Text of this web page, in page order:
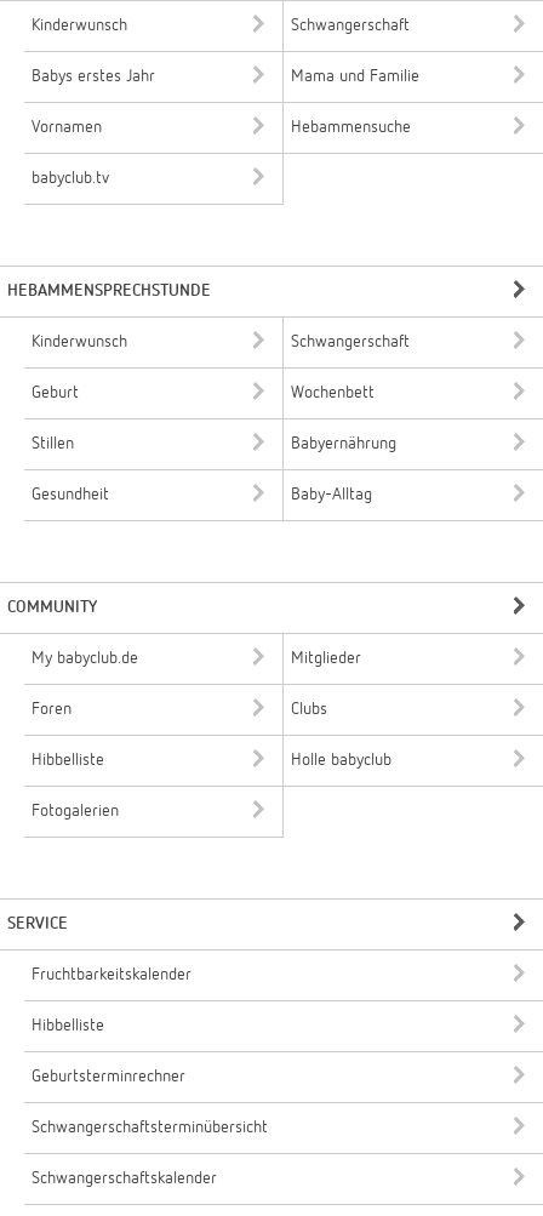
Kinderwunsch Schwangerschaft
Babys erstes Jahr Mama und Familie
Vornamen Hebammensuche
babyclub.tv
HEBAMMENSPRECHSTUNDE
Kinderwunsch Schwangerschaft
Geburt Wochenbett
Stillen Babyernährung
Gesundheit Baby-Alltag
COMMUNITY
My babyclub.de Mitglieder
Foren Clubs
Hibbelliste Holle babyclub
Fotogalerien
SERVICE
Fruchtbarkeitskalender
Hibbelliste
Geburtsterminrechner
Schwangerschaftsterminübersicht
Schwangerschaftskalender